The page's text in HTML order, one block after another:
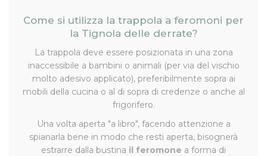
Come si utilizza la trappola a feromoni per
la Tignola delle derrate?
La trappola deve essere posizionata in una zona
inaccessibile a bambini o animali (per via del vischio
molto adesivo applicato), preferibilmente sopra ai
mobili della cucina o al di sopra di credenze o anche al
frigorifero.
Una volta aperta "a libro", facendo attenzione a
spianarla bene in modo che resti aperta, bisognerà
estrarre dalla bustina il feromone a forma di